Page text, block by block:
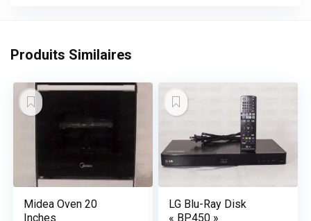
Produits Similaires
Midea Oven 20
Inches
LG Blu-Ray Disk
« BP450 »